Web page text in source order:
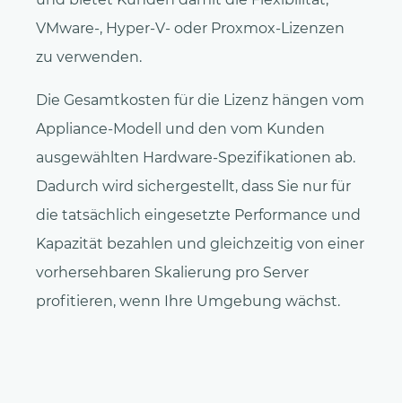
VMware-, Hyper-V- oder Proxmox-Lizenzen
zu verwenden.
Die Gesamtkosten für die Lizenz hängen vom
Appliance-Modell und den vom Kunden
ausgewählten Hardware-Spezifikationen ab.
Dadurch wird sichergestellt, dass Sie nur für
die tatsächlich eingesetzte Performance und
Kapazität bezahlen und gleichzeitig von einer
vorhersehbaren Skalierung pro Server
profitieren, wenn Ihre Umgebung wächst.